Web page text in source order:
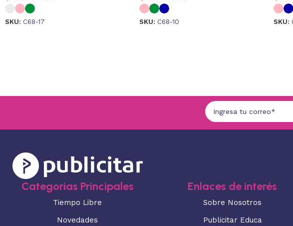
SKU: C68-17 SKU: C68-10 SKU:
Categorias Principales
Tiempo Libre
Novedades
Enlaces de interés
Sobre Nosotros
Publicitar Educa